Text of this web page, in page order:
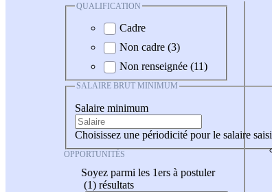
QUALIFICATION
Cadre
Non cadre (3)
Non renseignée (11)
SALAIRE BRUT MINIMUM
Salaire minimum
Choisissez une périodicité pour le salaire saisi
OPPORTUNITÉS
Soyez parmi les 1ers à postuler
(1) résultats